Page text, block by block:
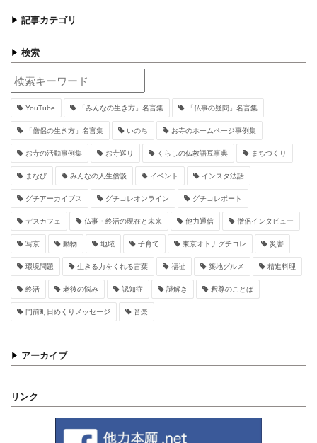
記事カテゴリ
検索
YouTube 「みんなの生き方」名言集 「仏事の疑問」名言集
「僧侶の生き方」名言集 いのち お寺のホームページ事例集
お寺の活動事例集 お寺巡り くらしの仏教語豆事典 まちづくり
まなび みんなの人生僧談 イベント インスタ法話
グチアーカイブス グチコレオンライン グチコレポート
デスカフェ 仏事・終活の現在と未来 他力通信 僧侶インタビュー
写京 動物 地域 子育て 東京オトナグチコレ 災害
環境問題 生きる力をくれる言葉 福祉 築地グルメ 精進料理
終活 老後の悩み 認知症 謎解き 釈尊のことば
門前町日めくりメッセージ 音楽
アーカイブ
リンク